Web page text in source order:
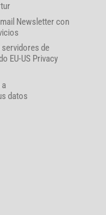
Newsletter con
de
EU-US Privacy
datos